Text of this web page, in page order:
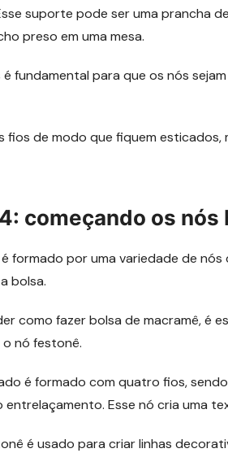
suporte pode ser uma prancha
preso em uma mesa.
é fundamental para que os nós
fios de modo que fiquem
começando os nós
formado por uma variedade de
bolsa.
como fazer bolsa de macramê, é
nó festonê.
é formado com quatro fios,
entrelaçamento. Esse nó cria uma
é usado para criar linhas